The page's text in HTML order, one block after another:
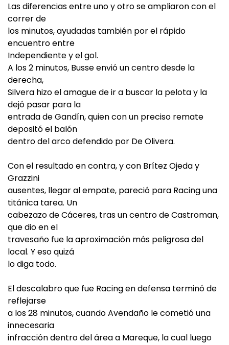
Las diferencias entre uno y otro se ampliaron con el
correr de
los minutos, ayudadas también por el rápido
encuentro entre
Independiente y el gol.
A los 2 minutos, Busse envió un centro desde la
derecha,
Silvera hizo el amague de ir a buscar la pelota y la
dejó pasar para la
entrada de Gandín, quien con un preciso remate
depositó el balón
dentro del arco defendido por De Olivera.
Con el resultado en contra, y con Brítez Ojeda y
Grazzini
ausentes, llegar al empate, pareció para Racing una
titánica tarea. Un
cabezazo de Cáceres, tras un centro de Castroman,
que dio en el
travesaño fue la aproximación más peligrosa del
local. Y eso quizá
lo diga todo.
El descalabro que fue Racing en defensa terminó de
reflejarse
a los 28 minutos, cuando Avendaño le cometió una
innecesaria
infracción dentro del área a Mareque, la cual luego